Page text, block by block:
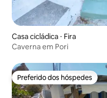
Casa cicládica ⋅ Fira
Caverna em Pori
Preferido dos hóspedes
Preferido dos hóspedes